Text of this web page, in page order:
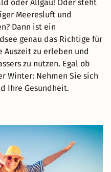
oder Allgäu! Oder steht
Meeresluft und
Dann ist ein
genau das Richtige für
zu erleben und
zu nutzen. Egal ob
Winter: Nehmen Sie sich
Ihre Gesundheit.